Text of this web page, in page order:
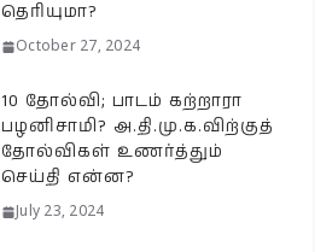
தெரியுமா?
October 27, 2024
10 தோல்வி; பாடம் கற்றாரா
பழனிசாமி? அ.தி.மு.க.விற்குத்
தோல்விகள் உணர்த்தும்
செய்தி என்ன?
July 23, 2024